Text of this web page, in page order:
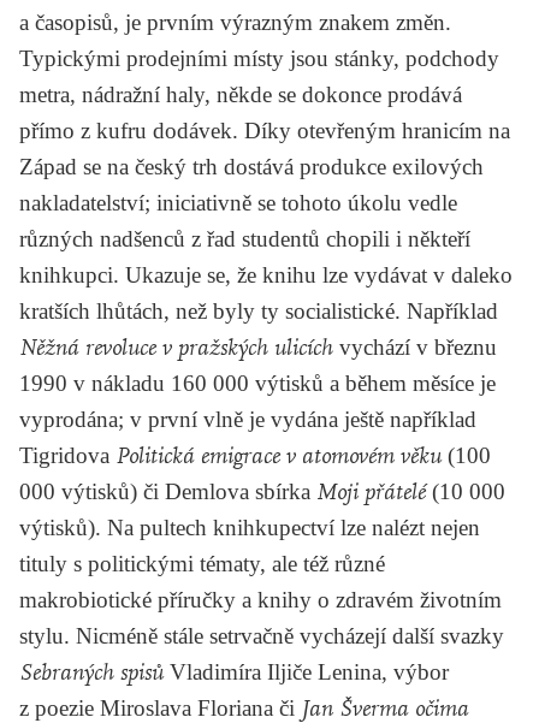
a časopisů, je prvním výrazným znakem změn.
Typickými prodejními místy jsou stánky, podchody
metra, nádražní haly, někde se dokonce prodává
přímo z kufru dodávek. Díky otevřeným hranicím na
Západ se na český trh dostává produkce exilových
nakladatelství; iniciativně se tohoto úkolu vedle
různých nadšenců z řad studentů chopili i někteří
knihkupci. Ukazuje se, že knihu lze vydávat v daleko
kratších lhůtách, než byly ty socialistické. Například
Něžná revoluce v pražských ulicích vychází v březnu
1990 v nákladu 160 000 výtisků a během měsíce je
vyprodána; v první vlně je vydána ještě například
Tigridova Politická emigrace v atomovém věku(100
000 výtisků) či Demlova sbírka Moji přátelé(10 000
výtisků). Na pultech knihkupectví lze nalézt nejen
tituly s politickými tématy, ale též různé
makrobiotické příručky a knihy o zdravém životním
stylu. Nicméně stále setrvačně vycházejí další svazky
Sebraných spisů Vladimíra Iljiče Lenina, výbor
z poezie Miroslava Floriana či Jan Šverma očima